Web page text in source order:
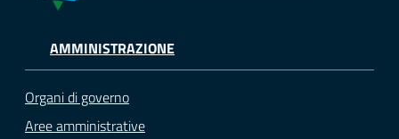
AMMINISTRAZIONE
Organi di governo
Aree amministrative